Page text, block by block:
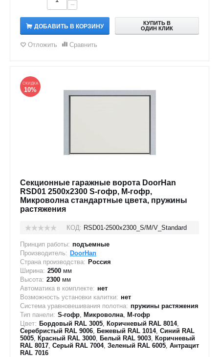
−
ДОБАВИТЬ В КОРЗИНУ
КУПИТЬ В
ОДИН КЛИК
Отложить Сравнить
СКИДКА
10%
Секционные гаражные ворота DoorHan
RSD01 2500x2300 S-гофр, M-гофр,
Микроволна стандартные цвета, пружины
растяжения
КОД: RSD01-2500х2300_S/M/V_Standard
Принцип работы: подъемные
Производитель: DoorHan
Страна производства: Россия
Ширина: 2500 мм
Высота: 2300 мм
Автоматика в комплекте: нет
Возможность установки калитки: нет
Система уравновешивания полотна: пружины растяжения
Тип панели: S-гофр, Микроволна, M-гофр
Цвет: Бордовый RAL 3005, Коричневый RAL 8014,
Серебристый RAL 9006, Бежевый RAL 1014, Синий RAL
5005, Красный RAL 3000, Белый RAL 9003, Коричневый
RAL 8017, Серый RAL 7004, Зеленый RAL 6005, Антрацит
RAL 7016